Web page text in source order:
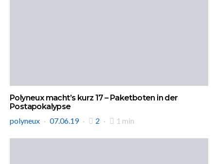
Polyneux macht’s kurz 17 – Paketboten in der
Postapokalypse
polyneux
07.06.19 2 1 min